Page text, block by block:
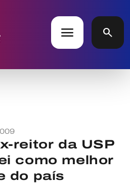
menu search
reitor da USP
como melhor
do país